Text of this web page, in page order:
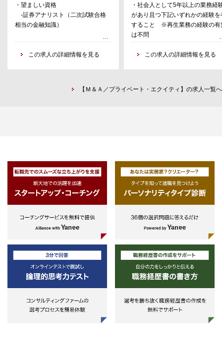
補佐）
デューデリジェンスレポート作成
モニタリングレポート作成
担当マネージャーの補佐
・望ましい資格
-証券アナリスト（二次試験合格
相当の金融知識）
・期待するスキル
-英語基礎力（TOEIC800以上）
商品の勧誘経験
-自己資金の運用経験
-国際業務部門における子会
社・関連会社管理経験
-ミドル・バックオフィス部門
での資産運用オペレーション経験
-ファンドマネージャー業務・
商品開発・選定業務（アセットクラ
ス問わず）あれば尚可
*ポテンシャル採用もあり得るた
め、絶対条件ではない
この求人の詳細情報を見る
再生可能性の分析、お客様との条
交渉等）
・実行（行内認可取得の為の稟議
成・審査部とのQ&A、ドキュメ
・再生企業のハンズオン支援
・社会人として5年以上の業務経
があり且つ下記いずれかの経験を
すること ※再生業務の経験の有
は不問
‐金融機関で融資業務に取組んだ
経験
‐倒産や事業再生分野における法
この求人の詳細情報を見る
【Ｍ＆Ａ／プライベート・エクイティ】の求人一覧へ